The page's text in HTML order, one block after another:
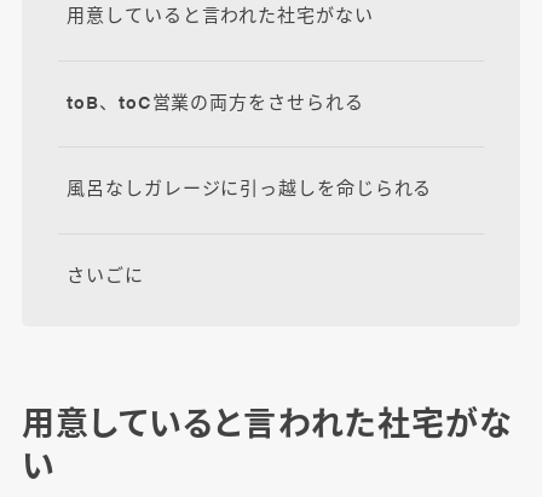
用意していると言われた社宅がない
toB、toC営業の両方をさせられる
風呂なしガレージに引っ越しを命じられる
さいごに
用意していると言われた社宅がな
い